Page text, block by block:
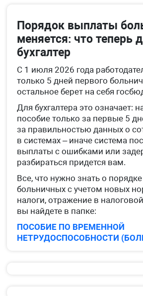
Порядок выплаты
меняется: что теперь
бухгалтер
С 1 июля 2026 года
только 5 дней первого
остальное берет на себя
Для бухгалтера это означает:
пособие только за первые 5
за правильностью данных о
в системах – иначе система
выплаты с ошибками или
разбираться придется вам.
Все, что нужно знать о
больничных с учетом новых
налоги, отражение в
вы найдете в папке:
ПОСОБИЕ ПО ВРЕМЕННОЙ
НЕТРУДОСПОСОБНОСТИ